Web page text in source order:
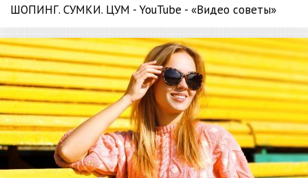
ШОПИНГ. СУМКИ. ЦУМ - YouTube - «Видео советы»